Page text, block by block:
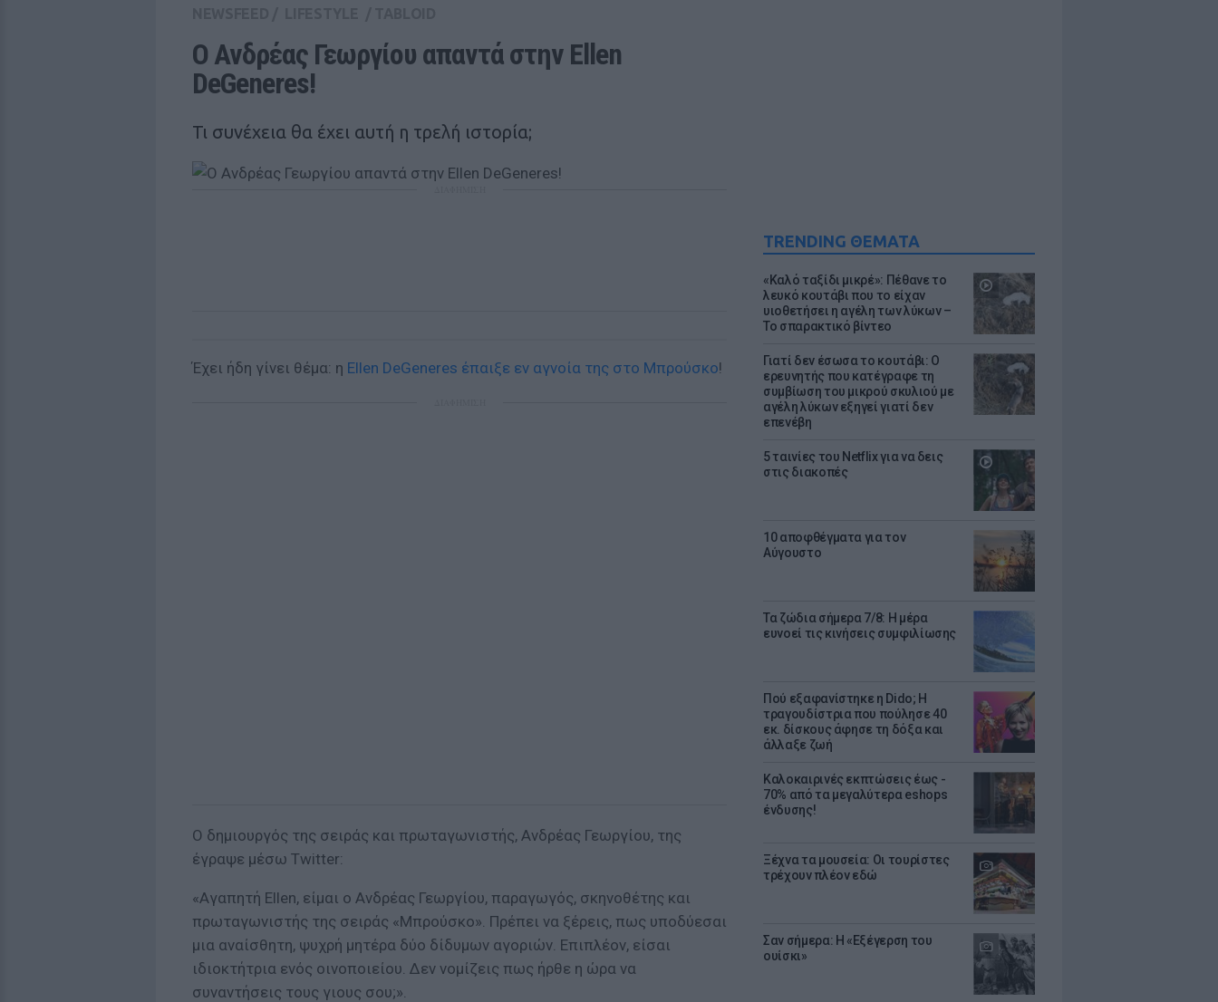
TRENDING ΘΕΜΑΤΑ
«Καλό ταξίδι μικρέ»: Πέθανε το
λευκό κουτάβι που το είχαν
υιοθετήσει η αγέλη των λύκων –
Το σπαρακτικό βίντεο
Γιατί δεν έσωσα το κουτάβι: Ο
ερευνητής που κατέγραφε τη
συμβίωση του μικρού σκυλιού με
αγέλη λύκων εξηγεί γιατί δεν
επενέβη
5 ταινίες του Netflix για να δεις
στις διακοπές
10 αποφθέγματα για τον
Αύγουστο
Τα ζώδια σήμερα 7/8: Η μέρα
ευνοεί τις κινήσεις συμφιλίωσης
Πού εξαφανίστηκε η Dido; Η
τραγουδίστρια που πούλησε 40
εκ. δίσκους άφησε τη δόξα και
άλλαξε ζωή
Καλοκαιρινές εκπτώσεις έως -
70% από τα μεγαλύτερα eshops
ένδυσης!
Ξέχνα τα μουσεία: Οι τουρίστες
τρέχουν πλέον εδώ
Σαν σήμερα: Η «Εξέγερση του
ουίσκι»
Ο Ανδρέας Γεωργίου απαντά στην Ellen
DeGeneres!
Τι συνέχεια θα έχει αυτή η τρελή ιστορία;
Έχει ήδη γίνει θέμα: η Ellen DeGeneres έπαιξε εν αγνοία της στο Μπρούσκο!
Ο δημιουργός της σειράς και πρωταγωνιστής, Ανδρέας Γεωργίου, της
έγραψε μέσω Twitter:
«Αγαπητή Ellen, είμαι ο Ανδρέας Γεωργίου, παραγωγός, σκηνοθέτης και
πρωταγωνιστής της σειράς «Μπρούσκο». Πρέπει να ξέρεις, πως υποδύεσαι
μια αναίσθητη, ψυχρή μητέρα δύο δίδυμων αγοριών. Επιπλέον, είσαι
ιδιοκτήτρια ενός οινοποιείου. Δεν νομίζεις πως ήρθε η ώρα να
συναντήσεις τους γιους σου;».